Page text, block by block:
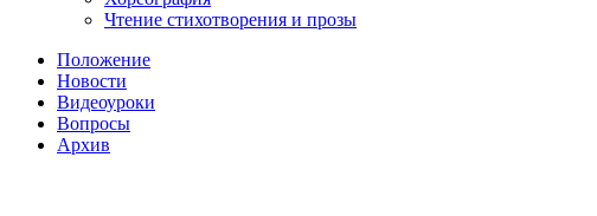
Чтение стихотворения и прозы
Положение
Новости
Видеоуроки
Вопросы
Архив